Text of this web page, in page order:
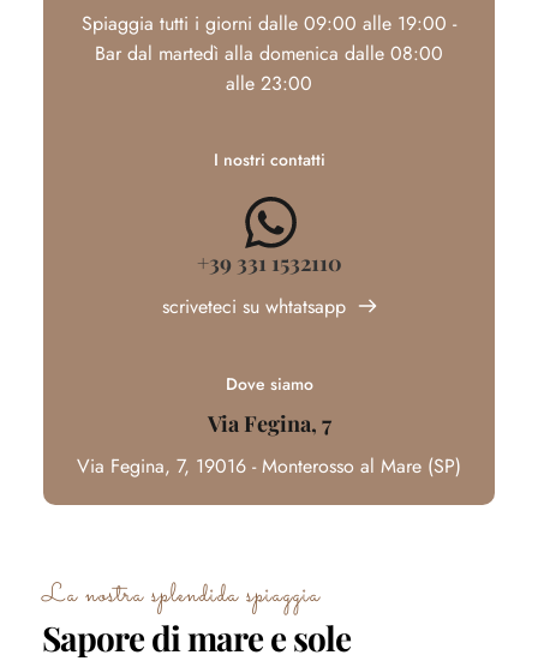
Spiaggia tutti i giorni dalle 09:00 alle 19:00 -
Bar dal martedì alla domenica dalle 08:00
alle 23:00
I nostri contatti
+39 331 1532110
scriveteci su whtatsapp
Dove siamo
Via Fegina, 7
Via Fegina, 7, 19016 - Monterosso al Mare (SP)
La nostra splendida spiaggia
Sapore di mare e sole